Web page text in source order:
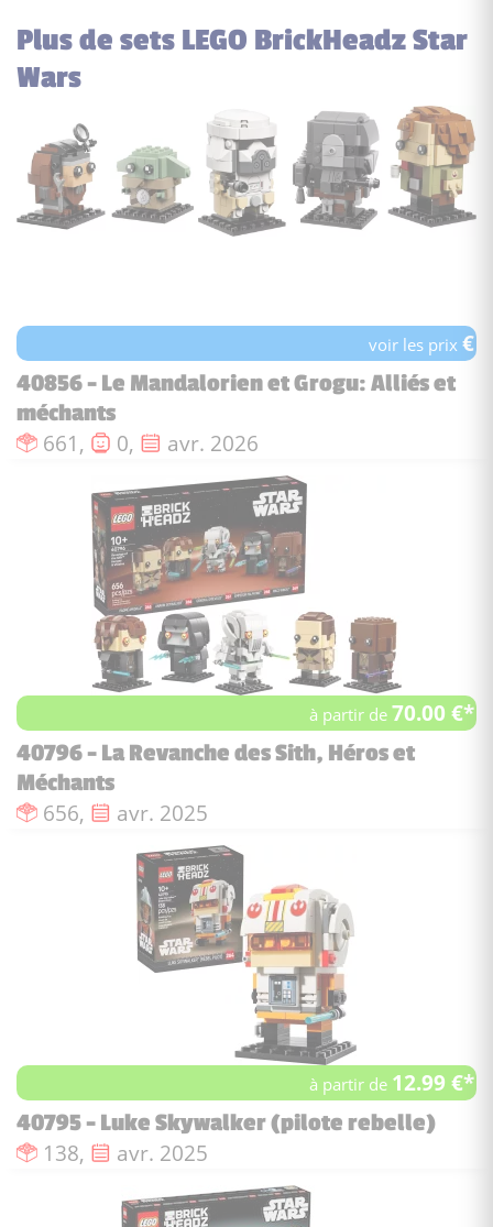
Plus de sets LEGO BrickHeadz Star
Wars
voir les prix€
40856 - Le Mandalorien et Grogu: Alliés et
méchants
Nombre de pièces :
661, Nombre de figurines :
0, Date de sortie :
avr. 2026
à partir de70.00 €*
40796 - La Revanche des Sith, Héros et
Méchants
Nombre de pièces :
656, Date de sortie :
avr. 2025
à partir de 12.99 €*
40795 - Luke Skywalker (pilote rebelle)
Nombre de pièces :
138, Date de sortie :
avr. 2025